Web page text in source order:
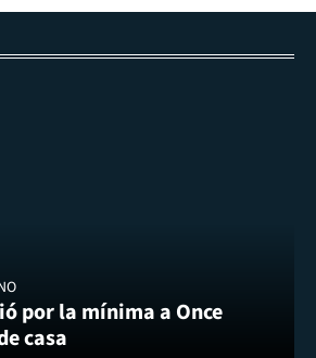
por la mínima a Once
casa